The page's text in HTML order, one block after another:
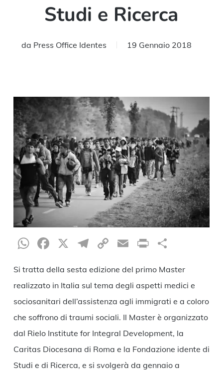
Studi e Ricerca
da Press Office Identes 19 Gennaio 2018
WhatsApp
Facebook
X Telegram
CopyEmailPrint
Si tratta della sesta edizione del primo Master
realizzato in Italia sul tema degli aspetti medici e
sociosanitari dell’assistenza agli immigrati e a coloro
che soffrono di traumi sociali. Il Master è organizzato
dal Rielo Institute for Integral Development, la
Caritas Diocesana di Roma e la Fondazione idente di
Studi e di Ricerca, e si svolgerà da gennaio a